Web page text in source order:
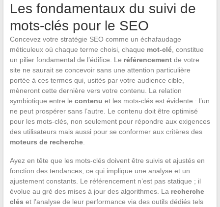
Les fondamentaux du suivi de
mots-clés pour le SEO
Concevez votre stratégie SEO comme un échafaudage
méticuleux où chaque terme choisi, chaque mot-clé, constitue
un pilier fondamental de l’édifice. Le référencementde votre
site ne saurait se concevoir sans une attention particulière
portée à ces termes qui, usités par votre audience cible,
mèneront cette dernière vers votre contenu. La relation
symbiotique entre le contenu et les mots-clés est évidente : l’un
ne peut prospérer sans l’autre. Le contenu doit être optimisé
pour les mots-clés, non seulement pour répondre aux exigences
des utilisateurs mais aussi pour se conformer aux critères des
moteurs de recherche.
Ayez en tête que les mots-clés doivent être suivis et ajustés en
fonction des tendances, ce qui implique une analyse et un
ajustement constants. Le référencement n’est pas statique ; il
évolue au gré des mises à jour des algorithmes. La recherche
clés et l’analyse de leur performance via des outils dédiés tels